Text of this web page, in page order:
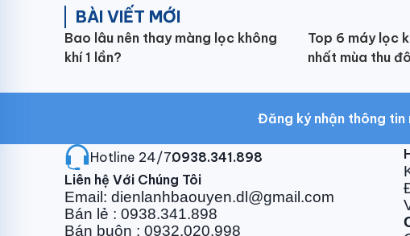
BÀI VIẾT MỚI
Bao lâu nên thay màng lọc không
khí 1 lần?
Top 6 máy lọc
nhất mùa thu
Đăng ký nhận thông tin
Hotline 24/7:0938.341.898
Liên hệ Với Chúng Tôi
Email: dienlanhbaouyen.dl@gmail.com
Bán lẻ : 0938.341.898
Bán buôn : 0932.020.998